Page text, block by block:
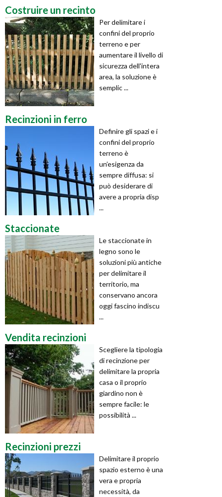
Costruire un recinto
Per delimitare i
confini del proprio
terreno e per
aumentare il livello di
sicurezza dell'intera
area, la soluzione è
semplic ...
Recinzioni in ferro
Definire gli spazi e i
confini del proprio
terreno è
un’esigenza da
sempre diffusa: si
può desiderare di
avere a propria disp
...
Staccionate
Le staccionate in
legno sono le
soluzioni più antiche
per delimitare il
territorio, ma
conservano ancora
oggi fascino indiscu
...
Vendita recinzioni
Scegliere la tipologia
di recinzione per
delimitare la propria
casa o il proprio
giardino non è
sempre facile: le
possibilità ...
Recinzioni prezzi
Delimitare il proprio
spazio esterno è una
vera e propria
necessità, da